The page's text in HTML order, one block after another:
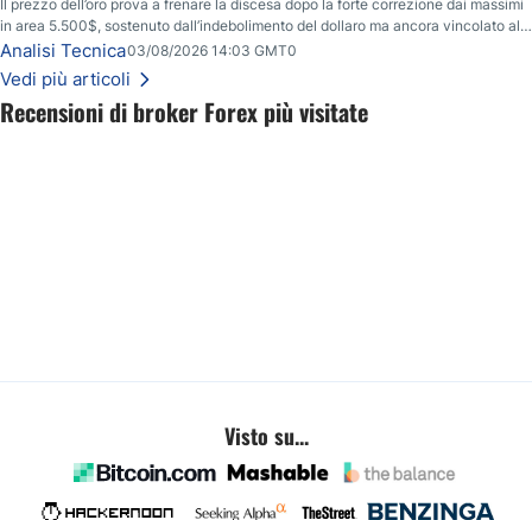
Recensioni di broker Forex più visitate
Il prezzo dell’oro prova a frenare la discesa dopo la forte correzione dai massimi
in area 5.500$, sostenuto dall’indebolimento del dollaro ma ancora vincolato alla
resistenza chiave tra 4.110$ e 4.120$.
Analisi Tecnica03/08/2026 14:03 GMT0
Vedi più articoli
Visto su...